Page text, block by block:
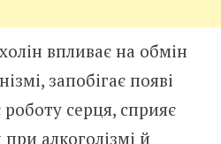
впливає на обмін
запобігає появі
серця, сприяє
при алкоголізмі й